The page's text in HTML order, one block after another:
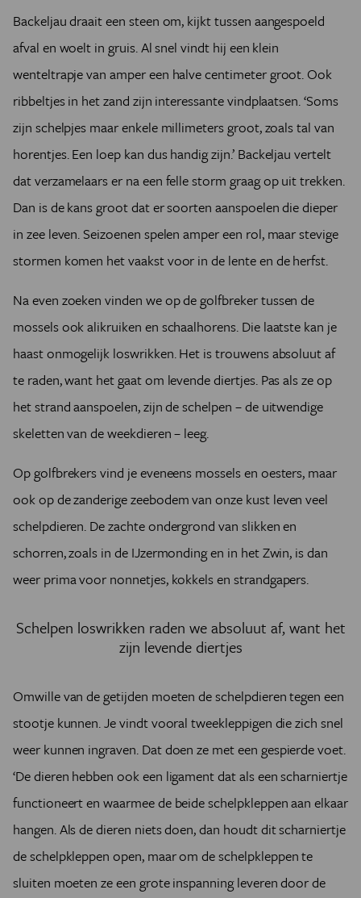
Backeljau draait een steen om, kijkt tussen aangespoeld
afval en woelt in gruis. Al snel vindt hij een klein
wenteltrapje van amper een halve centimeter groot. Ook
ribbeltjes in het zand zijn interessante vindplaatsen. ‘Soms
zijn schelpjes maar enkele millimeters groot, zoals tal van
horentjes. Een loep kan dus handig zijn.’ Backeljau vertelt
dat verzamelaars er na een felle storm graag op uit trekken.
Dan is de kans groot dat er soorten aanspoelen die dieper
in zee leven. Seizoenen spelen amper een rol, maar stevige
stormen komen het vaakst voor in de lente en de herfst.
Na even zoeken vinden we op de golfbreker tussen de
mossels ook alikruiken en schaalhorens. Die laatste kan je
haast onmogelijk loswrikken. Het is trouwens absoluut af
te raden, want het gaat om levende diertjes. Pas als ze op
het strand aanspoelen, zijn de schelpen – de uitwendige
skeletten van de weekdieren – leeg.
Op golfbrekers vind je eveneens mossels en oesters, maar
ook op de zanderige zeebodem van onze kust leven veel
schelpdieren. De zachte ondergrond van slikken en
schorren, zoals in de IJzermonding en in het Zwin, is dan
weer prima voor nonnetjes, kokkels en strandgapers.
Schelpen loswrikken raden we absoluut af, want het
zijn levende diertjes
Omwille van de getijden moeten de schelpdieren tegen een
stootje kunnen. Je vindt vooral tweekleppigen die zich snel
weer kunnen ingraven. Dat doen ze met een gespierde voet.
‘De dieren hebben ook een ligament dat als een scharniertje
functioneert en waarmee de beide schelpkleppen aan elkaar
hangen. Als de dieren niets doen, dan houdt dit scharniertje
de schelpkleppen open, maar om de schelpkleppen te
sluiten moeten ze een grote inspanning leveren door de